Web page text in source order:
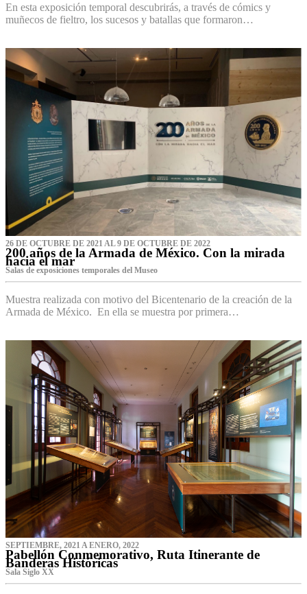
En esta exposición temporal descubrirás, a través de cómics y
muñecos de fieltro, los sucesos y batallas que formaron…
26 DE OCTUBRE DE 2021 AL 9 DE OCTUBRE DE 2022
200 años de la Armada de México. Con la mirada
hacia el mar
Salas de exposiciones temporales del Museo‌
Muestra realizada con motivo del Bicentenario de la creación de la
Armada de México. En ella se muestra por primera…
SEPTIEMBRE, 2021 A ENERO, 2022
Pabellón Conmemorativo, Ruta Itinerante de
Banderas Históricas
Sala Siglo XX